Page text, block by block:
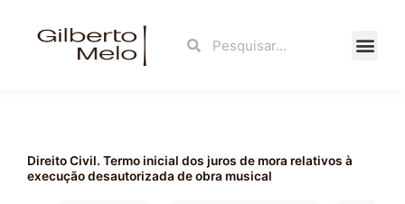
Search
Direito Civil. Termo inicial dos juros de mora relativos à
execução desautorizada de obra musical